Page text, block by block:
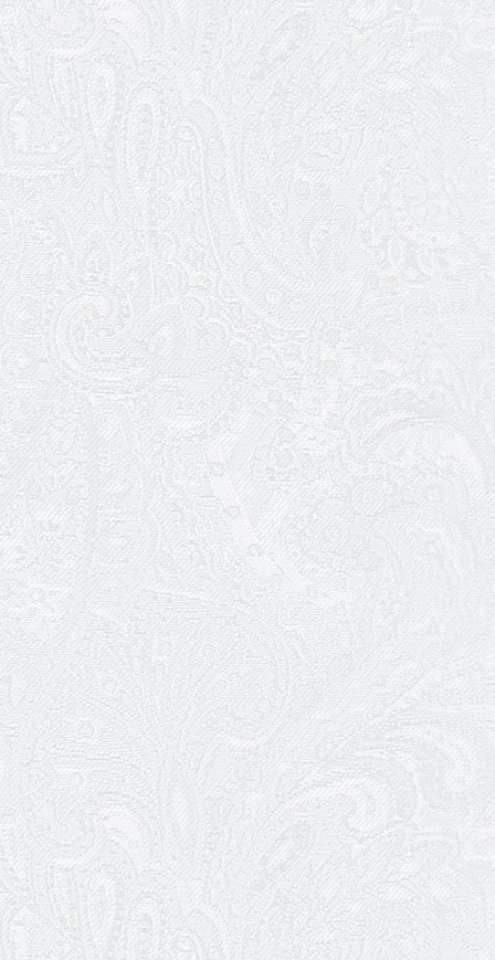
З прем'єрою вистави «Божевільна
родина»!
02.04.2026
Запрошуємо на прем'єру вистави
«Божевільна родина»
01.04.2026
Трудовий ювілей Олени Корольової
27.03.2026
З Всесвітнім днем театру!
26.03.2026
Божевільна родина — 24 та 26 квітня
25.03.2026
Нам — 79!
17.03.2026
Зелене світло твого дозвілля
11.03.2026
Результати конкурсу
10.03.2026
Ювілей Тетяни Хамітової
03.03.2026
Ювілей Сергія Богаченка
02.03.2026
Результати конкурсу
27.02.2026
Ювілей Олександра Жигуліна
19.02.2026
Про гастрольний захід SQUIRT. The
Las Vegas Show